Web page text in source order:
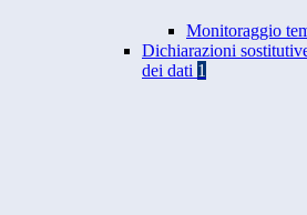
Monitoraggio
Dichiarazioni
dei dati 1